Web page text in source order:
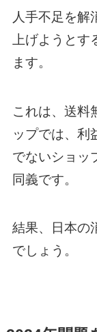
人手不足を解
上げようと
ます。
これは、送料
ップでは、利
でないショッ
同義です。
結果、日本の
でしょう。